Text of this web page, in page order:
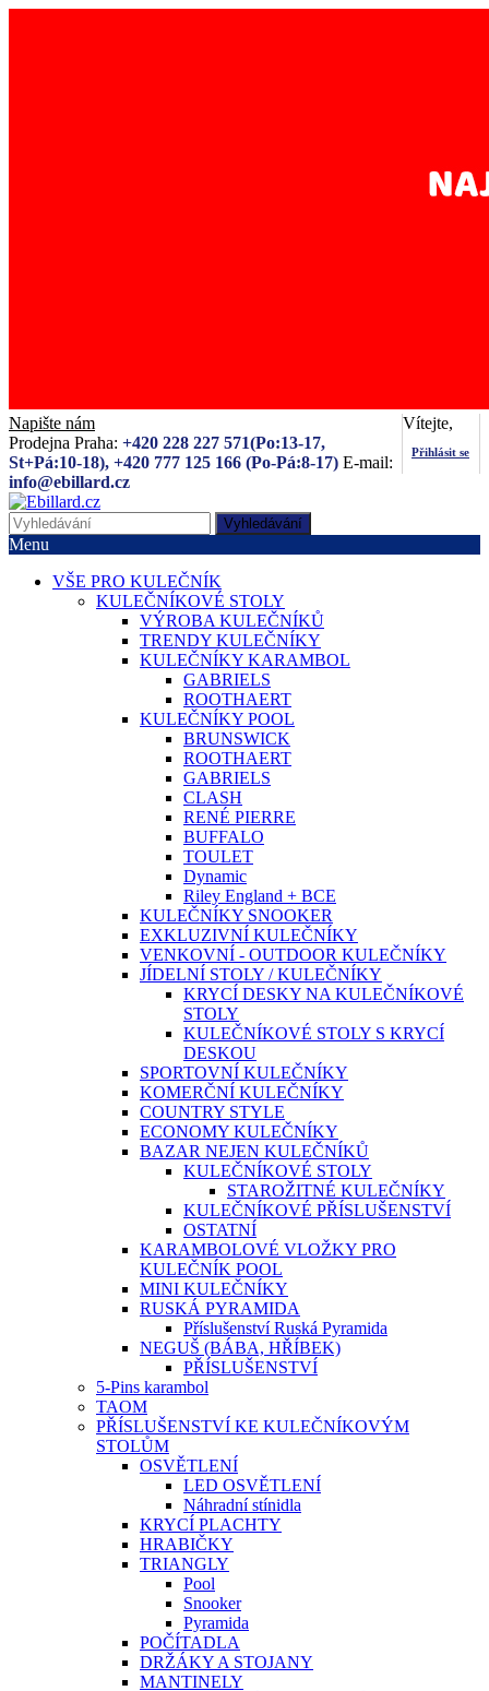
Vítejte,
Přihlásit se
Napište nám
Prodejna Praha: +420 228 227 571(Po:13-17,
St+Pá:10-18), +420 777 125 166 (Po-Pá:8-17) E-mail:
info@ebillard.cz
Vyhledávání
Menu
VŠE PRO KULEČNÍK
KULEČNÍKOVÉ STOLY
VÝROBA KULEČNÍKŮ
TRENDY KULEČNÍKY
KULEČNÍKY KARAMBOL
GABRIELS
ROOTHAERT
KULEČNÍKY POOL
BRUNSWICK
ROOTHAERT
GABRIELS
CLASH
RENÉ PIERRE
BUFFALO
TOULET
Dynamic
Riley England + BCE
KULEČNÍKY SNOOKER
EXKLUZIVNÍ KULEČNÍKY
VENKOVNÍ - OUTDOOR KULEČNÍKY
JÍDELNÍ STOLY / KULEČNÍKY
KRYCÍ DESKY NA KULEČNÍKOVÉ
STOLY
KULEČNÍKOVÉ STOLY S KRYCÍ
DESKOU
SPORTOVNÍ KULEČNÍKY
KOMERČNÍ KULEČNÍKY
COUNTRY STYLE
ECONOMY KULEČNÍKY
BAZAR NEJEN KULEČNÍKŮ
KULEČNÍKOVÉ STOLY
STAROŽITNÉ KULEČNÍKY
KULEČNÍKOVÉ PŘÍSLUŠENSTVÍ
OSTATNÍ
KARAMBOLOVÉ VLOŽKY PRO
KULEČNÍK POOL
MINI KULEČNÍKY
RUSKÁ PYRAMIDA
Příslušenství Ruská Pyramida
NEGUŠ (BÁBA, HŘÍBEK)
PŘÍSLUŠENSTVÍ
5-Pins karambol
TAOM
PŘÍSLUŠENSTVÍ KE KULEČNÍKOVÝM
STOLŮM
OSVĚTLENÍ
LED OSVĚTLENÍ
Náhradní stínidla
KRYCÍ PLACHTY
HRABIČKY
TRIANGLY
Pool
Snooker
Pyramida
POČÍTADLA
DRŽÁKY A STOJANY
MANTINELY